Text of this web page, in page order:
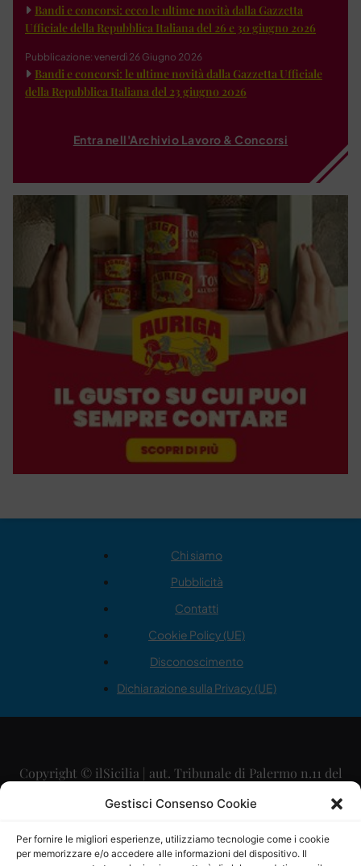
Gestisci Consenso Cookie
Per fornire le migliori esperienze, utilizziamo tecnologie come i cookie
per memorizzare e/o accedere alle informazioni del dispositivo. Il
Bandi e concorsi: ecco le ultime novità dalla Gazzetta
Ufficiale della Repubblica Italiana del 26 e 30 giugno 2026
Pubblicazione: venerdì 26 Giugno 2026
Bandi e concorsi: le ultime novità dalla Gazzetta Ufficiale
della Repubblica Italiana del 23 giugno 2026
Entra nell'Archivio Lavoro & Concorsi
Chi siamo
Pubblicità
Contatti
Cookie Policy (UE)
Disconoscimento
Dichiarazione sulla Privacy (UE)
Copyright © ilSicilia | aut. Tribunale di Palermo n.11 del
29/09/2015